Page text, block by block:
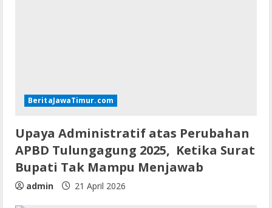
BeritaJawaTimur.com
Upaya Administratif atas Perubahan
APBD Tulungagung 2025, Ketika Surat
Bupati Tak Mampu Menjawab
admin 21 April 2026